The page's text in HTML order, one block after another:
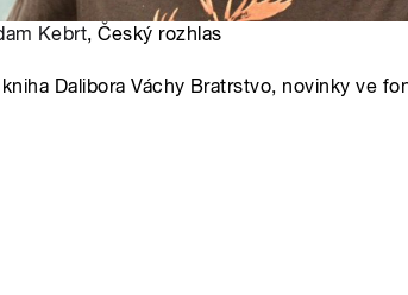
Kebrt, Český rozhlas
Dalibora Váchy Bratrstvo, novinky ve